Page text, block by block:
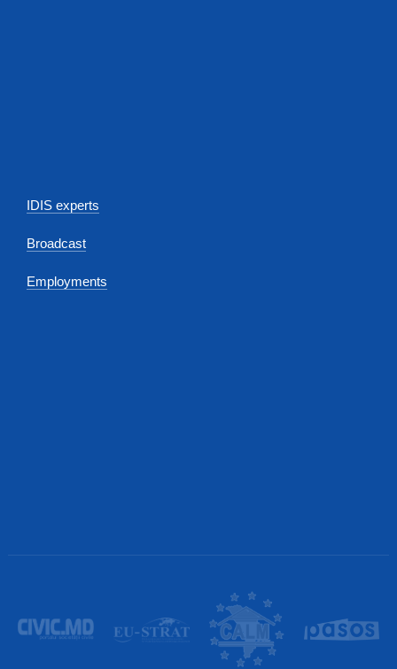
IDIS experts
Broadcast
Employments